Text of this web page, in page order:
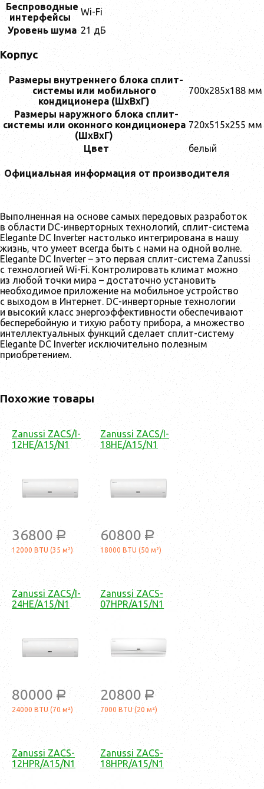
Беспроводные
интерфейсы
Wi-Fi
Уровень шума 21 дБ
Корпус
Размеры внутреннего блока сплит-
системы или мобильного
кондиционера (ШxВxГ)
700x285x188 мм
Размеры наружного блока сплит-
системы или оконного кондиционера
(ШxВxГ)
720x515x255 мм
Цвет белый
Официальная информация от производителя
Выполненная на основе самых передовых разработок
в области DC-инверторных технологий, сплит-система
Elegante DC Inverter настолько интегрирована в нашу
жизнь, что умеет всегда быть с нами на одной волне.
Elegante DC Inverter – это первая сплит-система Zanussi
с технологией Wi-Fi. Контролировать климат можно
из любой точки мира – достаточно установить
необходимое приложение на мобильное устройство
с выходом в Интернет. DC-инверторные технологии
и высокий класс энергоэффективности обеспечивают
бесперебойную и тихую работу прибора, а множество
интеллектуальных функций сделает сплит-систему
Elegante DC Inverter исключительно полезным
приобретением.
Похожие товары
Zanussi ZACS/I-
12HE/A15/N1
36800 a
12000 BTU (35 м²)
Zanussi ZACS/I-
18HE/A15/N1
60800 a
18000 BTU (50 м²)
Zanussi ZACS/I-
24HE/A15/N1
80000 a
24000 BTU (70 м²)
Zanussi ZACS-
07HPR/A15/N1
20800 a
7000 BTU (20 м²)
Zanussi ZACS-
12HPR/A15/N1
Zanussi ZACS-
18HPR/A15/N1